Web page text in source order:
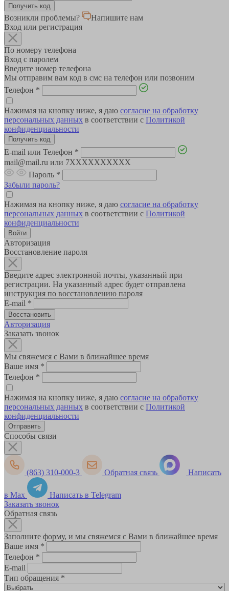
Возникли проблемы?
Напишите нам
Вход или регистрация
По номеру телефона
Вход с паролем
Введите номер телефона
Мы отправим вам код в смс на телефон или позвоним
Телефон *
Нажимая на кнопку ниже, я даю согласие на обработку
персональных данных в соответствии с Политикой
конфиденциальности
E-mail или Телефон *
mail@mail.ru или 7XXXXXXXXXX
Пароль *
Забыли пароль?
Нажимая на кнопку ниже, я даю согласие на обработку
персональных данных в соответствии с Политикой
конфиденциальности
Авторизация
Восстановление пароля
Введите адрес электронной почты, указанный при
регистрации. На указанный адрес будет отправлена
инструкция по восстановлению пароля
E-mail *
Авторизация
Заказать звонок
Мы свяжемся с Вами в ближайшее время
Ваше имя *
Телефон *
Нажимая на кнопку ниже, я даю согласие на обработку
персональных данных в соответствии с Политикой
конфиденциальности
Способы связи
(863) 310-000-3 Обратная связь Написать
в Max
Написать в Telegram
Заказать звонок
Обратная связь
Заполните форму, и мы свяжемся с Вами в ближайшее время
Ваше имя *
Телефон *
E-mail
Тип обращения *